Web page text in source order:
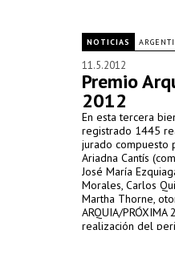
NOTICIAS
11.5.2012
Premio
2012
En esta tercera
registrado 1445
jurado compuesto
Ariadna Cantís
José María
Morales, Carlos
Martha Thorne,
ARQUIA/
realización del